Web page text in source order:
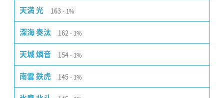
天満 光 163 1%
深海 奏汰 162 1%
天城 燐音 154 1%
南雲 鉄虎 145 1%